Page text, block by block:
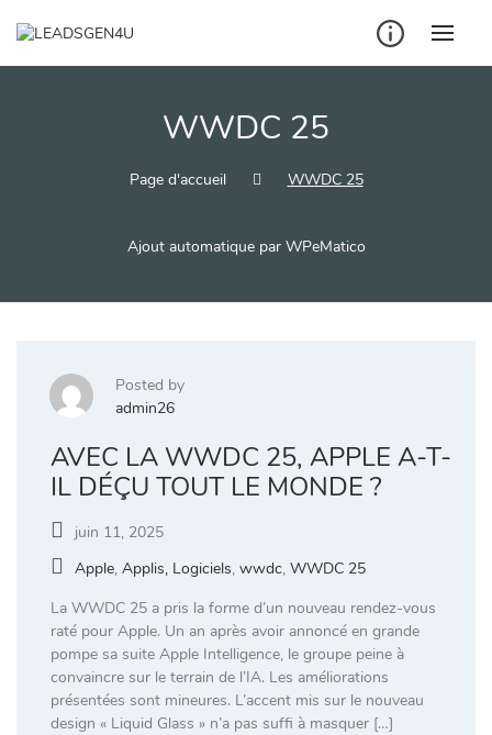
WWDC 25
Page d'accueil WWDC 25
Ajout automatique par WPeMatico
Posted by
admin26
AVEC LA WWDC 25, APPLE A-T-
IL DÉÇU TOUT LE MONDE ?
juin 11, 2025
Apple, Applis, Logiciels, wwdc, WWDC 25
La WWDC 25 a pris la forme d’un nouveau rendez-vous
raté pour Apple. Un an après avoir annoncé en grande
pompe sa suite Apple Intelligence, le groupe peine à
convaincre sur le terrain de l’IA. Les améliorations
présentées sont mineures. L’accent mis sur le nouveau
design « Liquid Glass » n’a pas suffi à masquer […]